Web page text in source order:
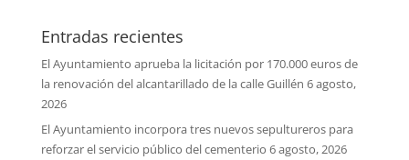
Entradas recientes
El Ayuntamiento aprueba la licitación por 170.000 euros de
la renovación del alcantarillado de la calle Guillén 6 agosto,
2026
El Ayuntamiento incorpora tres nuevos sepultureros para
reforzar el servicio público del cementerio 6 agosto, 2026